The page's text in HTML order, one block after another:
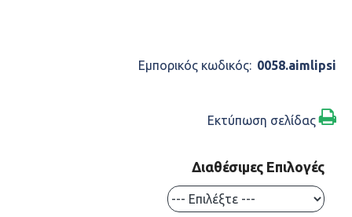
Εμπορικός κωδικός: 0058.aimlipsi
Διαθέσιμες Επιλογές
Εκτύπωση σελίδας